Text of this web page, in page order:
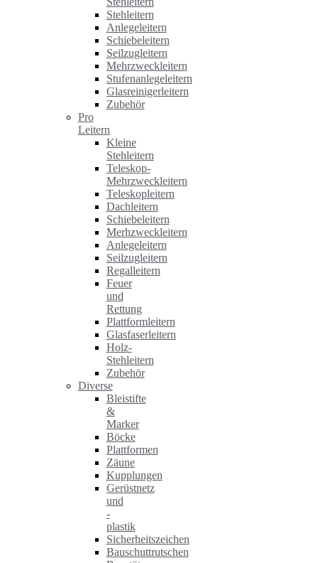
Stehleitern
Anlegeleitern
Schiebeleitern
Seilzugleitern
Mehrzweckleitern
Stufenanlegeleitern
Glasreinigerleitern
Zubehör
Pro
Leitern
Kleine
Stehleitern
Teleskop-
Mehrzweckleitern
Teleskopleitern
Dachleitern
Schiebeleitern
Merhzweckleitern
Anlegeleitern
Seilzugleitern
Regalleitern
Feuer
und
Rettung
Plattformleitern
Glasfaserleitern
Holz-
Stehleitern
Zubehör
Diverse
Bleistifte
&
Marker
Böcke
Plattformen
Zäune
Kupplungen
Gerüstnetz
und
-
plastik
Sicherheitszeichen
Bauschuttrutschen